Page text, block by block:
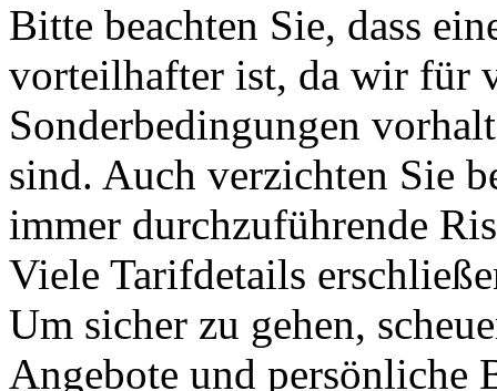
Bitte beachten Sie, dass
vorteilhafter ist, da wir für
Sonderbedingungen
sind. Auch verzichten Sie
immer durchzuführende
Viele Tarifdetails
Um sicher zu gehen,
Angebote und persönliche